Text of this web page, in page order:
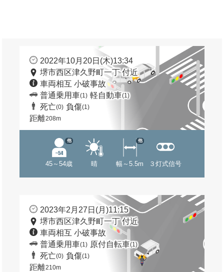
2022年10月20日(木)13:34
堺市西区津久野町一丁 付近
車両相互 小破事故
普通乗用車(1) 軽自動車(1)
死亡(0) 負傷(1)
距離208m
45～54歳
他
晴 幅～5.5m
他
３灯式信号
2023年2月27日(月)11:15
堺市西区津久野町一丁 付近
車両相互 小破事故
普通乗用車(1) 原付自転車(1)
死亡(0) 負傷(1)
距離210m